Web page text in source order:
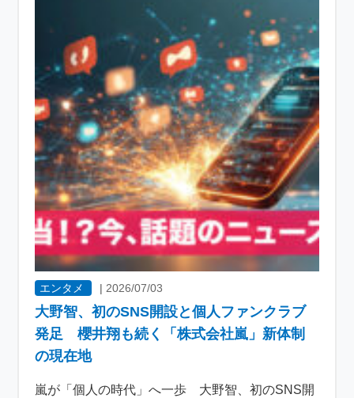
エンタメ | 2026/07/03
大野智、初のSNS開設と個人ファンクラブ
発足 櫻井翔も続く「株式会社嵐」新体制
の現在地
嵐が「個人の時代」へ一歩 大野智、初のSNS開